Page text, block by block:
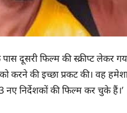
दूसरी फिल्म की स्क्रीप्ट लेकर
करने की इच्छा प्रकट की। वह
नए निर्देशकों की फिल्म कर चुके हैं।’